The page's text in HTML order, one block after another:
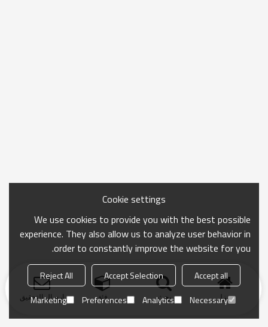
منزل بحث فئة ارسال التحقيق
Cookie settings
We use cookies to provide you with the best possible
experience. They also allow us to analyze user behavior in
order to constantly improve the website for you.
Accept all
Accept Selection
Reject All
Necessary
Analytics
Preferences
Marketing